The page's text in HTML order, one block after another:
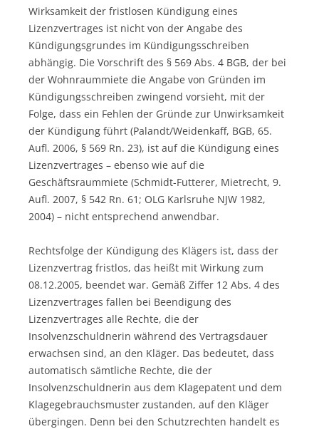
Wirksamkeit der fristlosen Kündigung eines
Lizenzvertrages ist nicht von der Angabe des
Kündigungsgrundes im Kündigungsschreiben
abhängig. Die Vorschrift des § 569 Abs. 4 BGB, der bei
der Wohnraummiete die Angabe von Gründen im
Kündigungsschreiben zwingend vorsieht, mit der
Folge, dass ein Fehlen der Gründe zur Unwirksamkeit
der Kündigung führt (Palandt/Weidenkaff, BGB, 65.
Aufl. 2006, § 569 Rn. 23), ist auf die Kündigung eines
Lizenzvertrages – ebenso wie auf die
Geschäftsraummiete (Schmidt-Futterer, Mietrecht, 9.
Aufl. 2007, § 542 Rn. 61; OLG Karlsruhe NJW 1982,
2004) – nicht entsprechend anwendbar.
Rechtsfolge der Kündigung des Klägers ist, dass der
Lizenzvertrag fristlos, das heißt mit Wirkung zum
08.12.2005, beendet war. Gemäß Ziffer 12 Abs. 4 des
Lizenzvertrages fallen bei Beendigung des
Lizenzvertrages alle Rechte, die der
Insolvenzschuldnerin während des Vertragsdauer
erwachsen sind, an den Kläger. Das bedeutet, dass
automatisch sämtliche Rechte, die der
Insolvenzschuldnerin aus dem Klagepatent und dem
Klagegebrauchsmuster zustanden, auf den Kläger
übergingen. Denn bei den Schutzrechten handelt es